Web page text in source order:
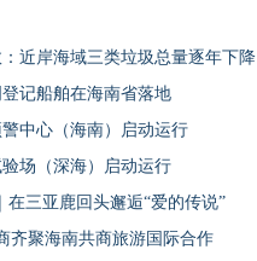
近岸海域三类垃圾总量逐年下降
记船舶在海南省落地
中心（海南）启动运行
场（深海）启动运行
在三亚鹿回头邂逅“爱的传说”
齐聚海南共商旅游国际合作